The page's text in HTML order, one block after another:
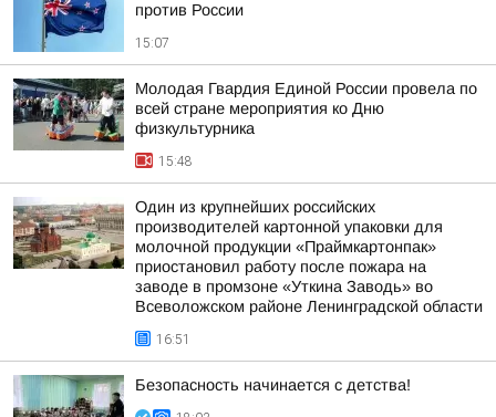
против России
15:07
Молодая Гвардия Единой России провела по
всей стране мероприятия ко Дню
физкультурника
15:48
Один из крупнейших российских
производителей картонной упаковки для
молочной продукции «Праймкартонпак»
приостановил работу после пожара на
заводе в промзоне «Уткина Заводь» во
Всеволожском районе Ленинградской области
16:51
Безопасность начинается с детства!